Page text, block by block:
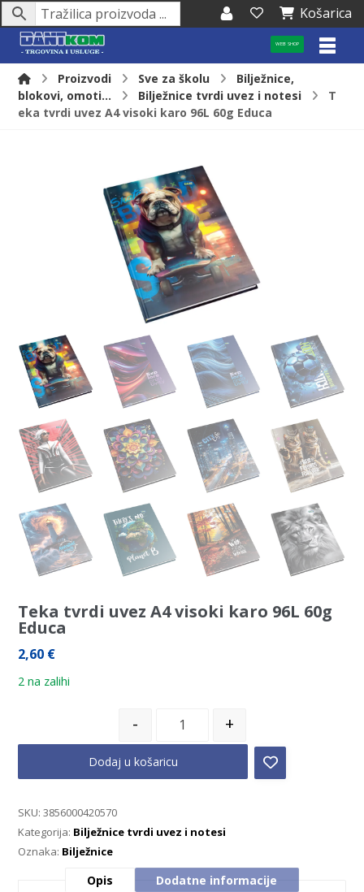
Košarica
WEB SHOP
Proizvodi Sve za školu
Bilježnice,
blokovi, omoti...
Bilježnice tvrdi uvez i notesi
T
eka tvrdi uvez A4 visoki karo 96L 60g Educa
Teka tvrdi uvez A4 visoki karo 96L 60g
Educa
2,60 €
2 na zalihi
- +
Dodaj u košaricu
SKU:3856000420570
Kategorija: Bilježnice tvrdi uvez i notesi
Oznaka: Bilježnice
Opis Dodatne informacije